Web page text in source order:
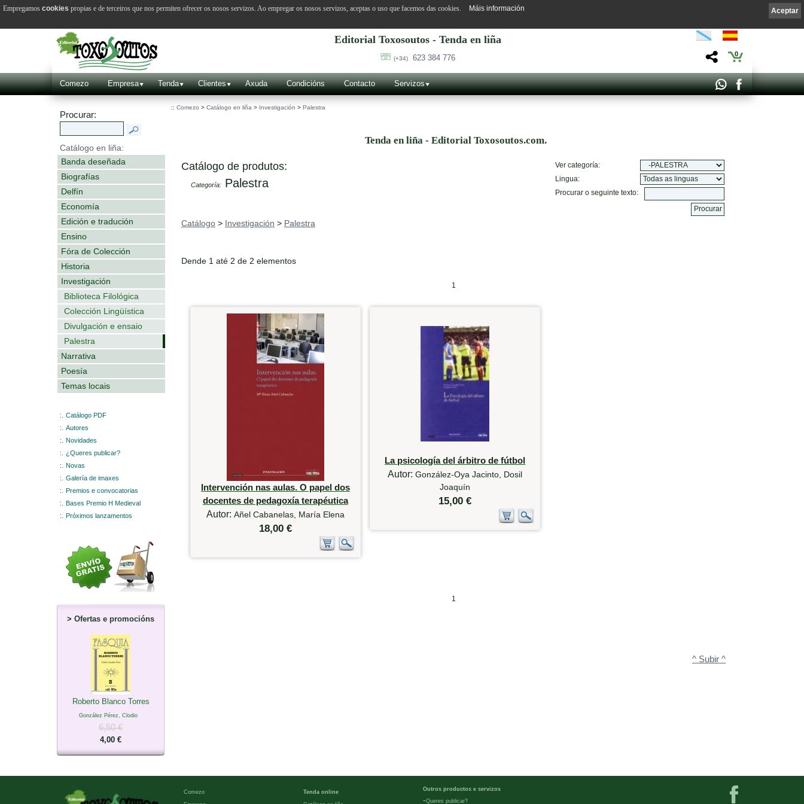
Editorial Toxosoutos - Tenda en liña
(+34) 623 384 776 0
Comezo Empresa Tenda Clientes Axuda Condicións Contacto Servizos
Procurar:
Catálogo en liña:
Banda deseñada
Biografías
Delfín
Economía
Edición e tradución
Ensino
Fóra de Colección
Historia
Investigación
Biblioteca Filológica
Colección Lingüística
Divulgación e ensaio
Palestra
Narrativa
Poesía
Temas locais
:.
Catálogo PDF
:.
Autores
:.
Novidades
:.
¿Queres publicar?
:.
Novas
:.
Galería de imaxes
:.
Premios e convocatorias
:.
Bases Premio H Medieval
:.
Próximos lanzamentos
> Ofertas e promocións
Roberto Blanco Torres
González Pérez, Clodio
6,50 €
4,00 €
:: Comezo > Catálogo en liña > Investigación > Palestra
Tenda en liña - Editorial Toxosoutos.com.
Catálogo de produtos:
Categoría: Palestra
Ver categoría:
Lingua:
Procurar o seguinte texto:
Catálogo > Investigación > Palestra
Dende 1 até 2 de 2 elementos
1
Intervención nas aulas. O papel dos
docentes de pedagoxía terapéutica
Autor: Añel Cabanelas, María Elena
18,00 €
La psicología del árbitro de fútbol
Autor:González-Oya Jacinto, Dosil
Joaquín
15,00 €
1
^ Subir ^
Comezo Tenda online Outros productos e servizos
-Queres publicar?
Aceptar
Empregamos cookies propias e de terceiros que nos permiten ofrecer os nosos servizos. Ao empregar os nosos servizos, aceptas o uso que facemos das cookies. Máis información